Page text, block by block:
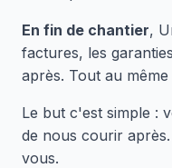
En fin de chantier,
factures, les
après. Tout au
Le but c'est simple :
de nous courir
vous.